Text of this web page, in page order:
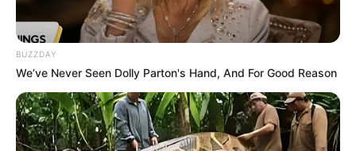
BUZZDAY
We’ve Never Seen Dolly Parton's Hand, And For Good Reason